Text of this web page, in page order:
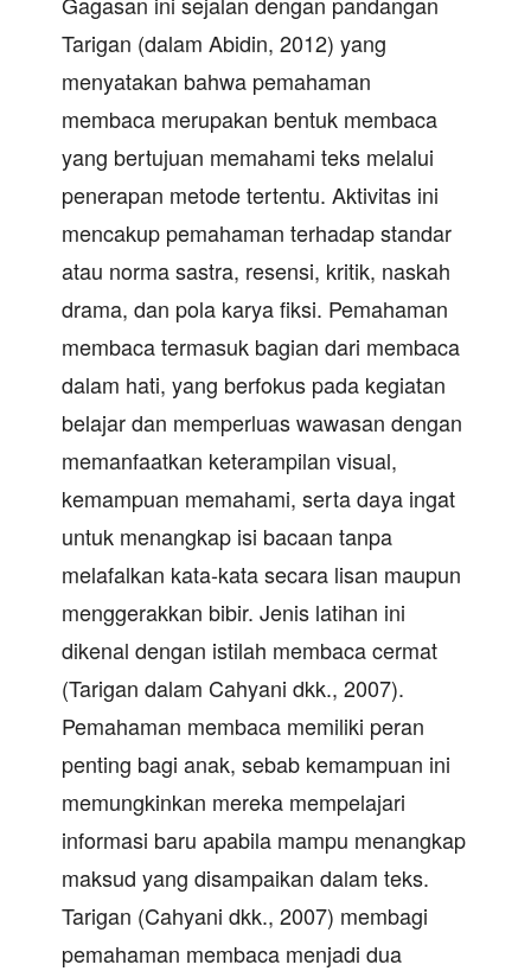
Tarigan (dalam Abidin, 2012) yang
menyatakan bahwa pemahaman
membaca merupakan bentuk membaca
yang bertujuan memahami teks melalui
penerapan metode tertentu. Aktivitas ini
mencakup pemahaman terhadap standar
atau norma sastra, resensi, kritik, naskah
drama, dan pola karya fiksi. Pemahaman
membaca termasuk bagian dari membaca
dalam hati, yang berfokus pada kegiatan
belajar dan memperluas wawasan dengan
memanfaatkan keterampilan visual,
kemampuan memahami, serta daya ingat
untuk menangkap isi bacaan tanpa
melafalkan kata-kata secara lisan maupun
menggerakkan bibir. Jenis latihan ini
dikenal dengan istilah membaca cermat
(Tarigan dalam Cahyani dkk., 2007).
Pemahaman membaca memiliki peran
penting bagi anak, sebab kemampuan ini
memungkinkan mereka mempelajari
informasi baru apabila mampu menangkap
maksud yang disampaikan dalam teks.
Tarigan (Cahyani dkk., 2007) membagi
pemahaman membaca menjadi dua